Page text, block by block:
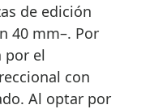
de edición
40 mm–. Por
por el
con
Al optar por